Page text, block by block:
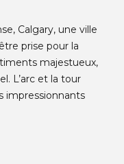
Calgary, une ville
prise pour la
majestueux,
L’arc et la tour
impressionnants